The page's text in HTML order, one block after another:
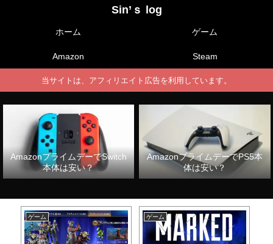
Sin’ｓ log
ホーム ゲーム
Amazon Steam
当サイトは、アフィリエイト広告を利用しています。
AmazonプライムデーでSwitch
本体は安い？
AmazonプライムデーでPS5本
体は安い？
ゲーム ゲーム